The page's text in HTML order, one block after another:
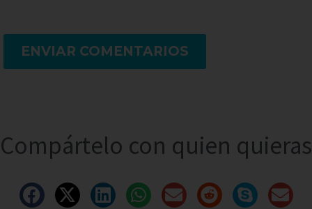
ENVIAR COMENTARIOS
Compártelo con quien quieras